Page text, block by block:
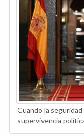
Cuando la
supervivencia